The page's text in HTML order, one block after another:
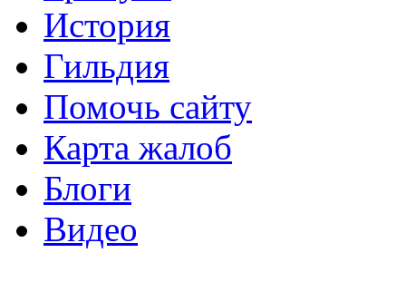
История
Гильдия
Помочь сайту
Карта жалоб
Блоги
Видео